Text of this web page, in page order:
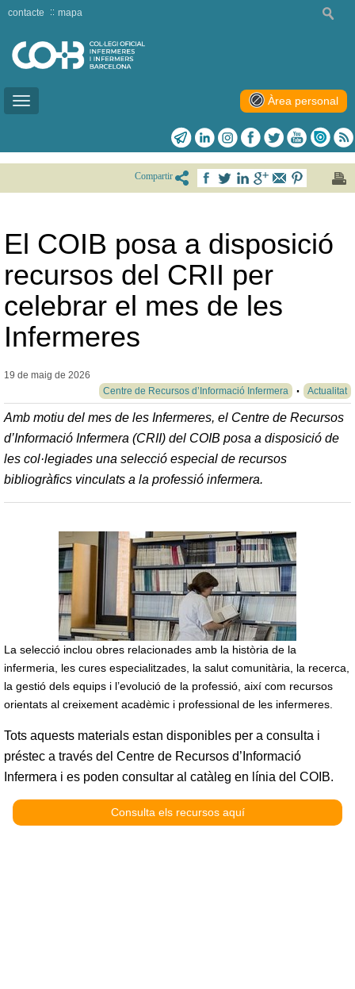
Toggle
contacte mapa
Àrea personal
Compartir
El COIB posa a disposició
recursos del CRII per
celebrar el mes de les
Infermeres
19 de maig de 2026
Centre de Recursos d’Informació Infermera
Actualitat
Amb motiu del mes de les Infermeres, el Centre de Recursos
d’Informació Infermera (CRII) del COIB posa a disposició de
les col·legiades una selecció especial de recursos
bibliogràfics vinculats a la professió infermera.
La selecció inclou obres relacionades amb la història de la
infermeria, les cures especialitzades, la salut comunitària, la recerca,
la gestió dels equips i l’evolució de la professió, així com recursos
orientats al creixement acadèmic i professional de les infermeres.
Tots aquests materials estan disponibles per a consulta i
préstec a través del Centre de Recursos d’Informació
Infermera i es poden consultar al catàleg en línia del COIB.
Consulta els recursos aquí